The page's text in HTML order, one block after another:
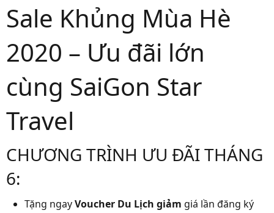
Sale Khủng Mùa Hè
2020 – Ưu đãi lớn
cùng SaiGon Star
Travel
CHƯƠNG TRÌNH ƯU ĐÃI THÁNG
6:
Tặng ngayVoucher Du Lịch giảm giá lần đăng ký